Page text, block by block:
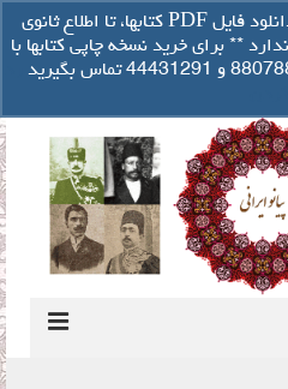
** متاسفانه به دلیل اختلال در دانلود فایل PDF کتابها، تا اطلاع ثانوی
** برای خرید نسخه چاپی کتابها با
- ۰ ریال